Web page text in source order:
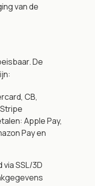
van de
De
CB,
Apple Pay,
Pay en
SSL/3D